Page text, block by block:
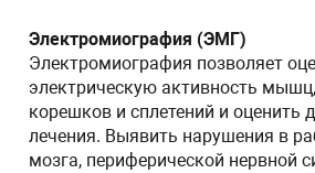
Электромиография (ЭМГ)
Электромиография позволяет
электрическую активность
корешков и сплетений и оценить
лечения. Выявить нарушения в
мозга, периферической нервной